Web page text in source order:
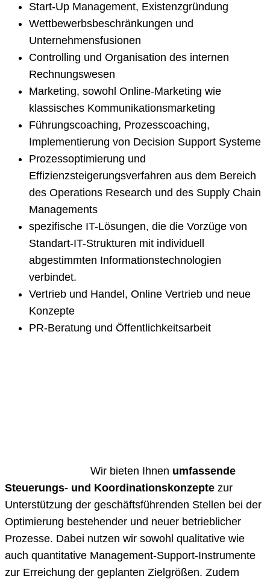
Start-Up Management, Existenzgründung
Wettbewerbsbeschränkungen und
Unternehmensfusionen
Controlling und Organisation des internen
Rechnungswesen
Marketing, sowohl Online-Marketing wie
klassisches Kommunikationsmarketing
Führungscoaching, Prozesscoaching,
Implementierung von Decision Support Systeme
Prozessoptimierung und
Effizienzsteigerungsverfahren aus dem Bereich
des Operations Research und des Supply Chain
Managements
spezifische IT-Lösungen, die die Vorzüge von
Standart-IT-Strukturen mit individuell
abgestimmten Informationstechnologien
verbindet.
Vertrieb und Handel, Online Vertrieb und neue
Konzepte
PR-Beratung und Öffentlichkeitsarbeit
Wir bieten Ihnen umfassende
Steuerungs- und Koordinationskonzepte zur
Unterstützung der geschäftsführenden Stellen bei der
Optimierung bestehender und neuer betrieblicher
Prozesse. Dabei nutzen wir sowohl qualitative wie
auch quantitative Management-Support-Instrumente
zur Erreichung der geplanten Zielgrößen. Zudem